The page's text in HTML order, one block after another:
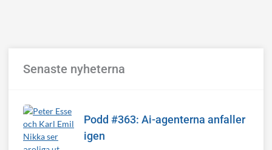
Senaste nyheterna
Podd #363: Ai-agenterna anfaller
igen